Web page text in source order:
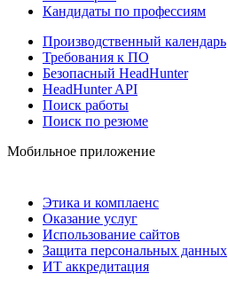
Кандидаты по профессиям
Производственный календарь
Требования к ПО
Безопасный HeadHunter
HeadHunter API
Поиск работы
Поиск по резюме
Мобильное приложение
Этика и комплаенс
Оказание услуг
Использование сайтов
Защита персональных данных
ИТ аккредитация